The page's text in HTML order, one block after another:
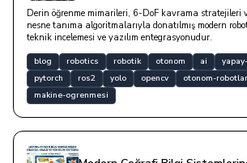
Derin öğrenme mimarileri, 6-DoF kavrama stratejileri
nesne tanıma algoritmalarıyla donatılmış modern
teknik incelemesi ve yazılım entegrasyonudur.
blog robotics robotik otonom ai
pytorch
ros2 yolo opencv
otonom-robotlar
makine-ogrenmesi